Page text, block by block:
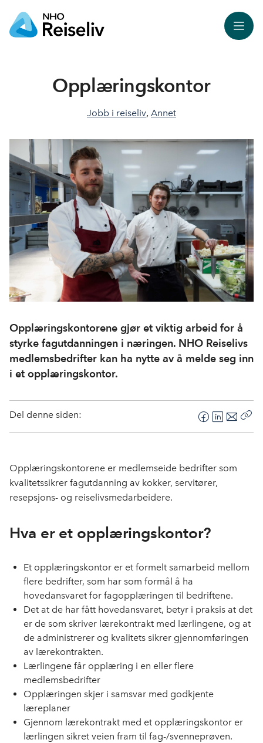
Meny
Opplæringskontor
Jobb i reiseliv, Annet
Opplæringskontorene gjør et viktig arbeid for å
styrke fagutdanningen i næringen. NHO Reiselivs
medlemsbedrifter kan ha nytte av å melde seg inn
i et opplæringskontor.
Del denne siden:
F
e
b
L
k
e
E
o
Opplæringskontorene er medlemseide bedrifter som
kvalitetssikrer fagutdanning av kokker, servitører,
resepsjons- og reiselivsmedarbeidere.
Hva er et opplæringskontor?
Et opplæringskontor er et formelt samarbeid mellom
flere bedrifter, som har som formål å ha
hovedansvaret for fagopplæringen til bedriftene.
Det at de har fått hovedansvaret, betyr i praksis at det
er de som skriver lærekontrakt med lærlingene, og at
de administrerer og kvalitets sikrer gjennomføringen
av lærekontrakten.
Lærlingene får opplæring i en eller flere
medlemsbedrifter
Opplæringen skjer i samsvar med godkjente
læreplaner
Gjennom lærekontrakt med et opplæringskontor er
lærlingen sikret veien fram til fag-/svenneprøven.